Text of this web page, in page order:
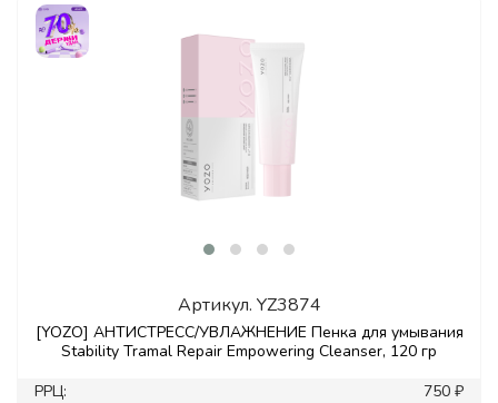
Артикул. YZ3874
[YOZO] АНТИСТРЕСС/УВЛАЖНЕНИЕ Пенка для умывания
Stability Tramal Repair Empowering Cleanser, 120 гр
РРЦ:
750 ₽